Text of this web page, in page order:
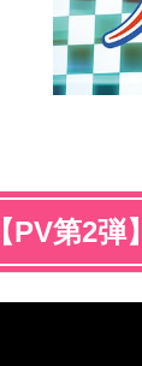
【PV第2